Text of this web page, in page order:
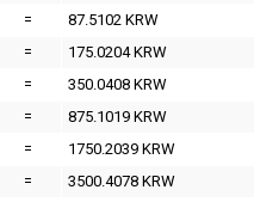
=
87.5102 KRW
=
175.0204 KRW
=
350.0408 KRW
=
875.1019 KRW
=
1750.2039 KRW
=
3500.4078 KRW